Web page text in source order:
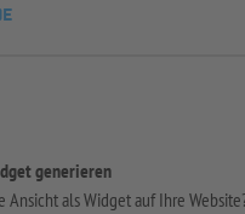
generieren
Ansicht als Widget auf Ihre